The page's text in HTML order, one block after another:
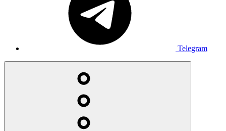
Telegram